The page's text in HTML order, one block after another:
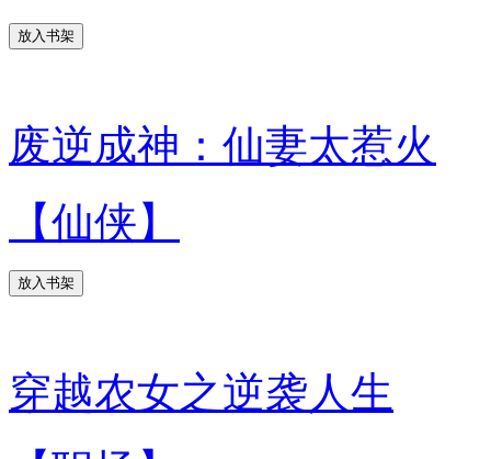
放入书架
废逆成神：仙妻太惹火
【仙侠】
放入书架
穿越农女之逆袭人生